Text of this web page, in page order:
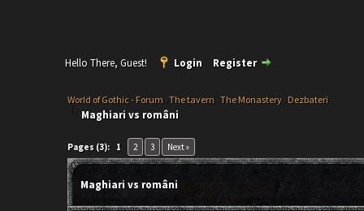
Hello There, Guest! Login Register
World of Gothic - Forum ›The tavern ›The Monastery› Dezbateri
Maghiari vs români
Pages (3): 1 2 3 Next »
Maghiari vs români